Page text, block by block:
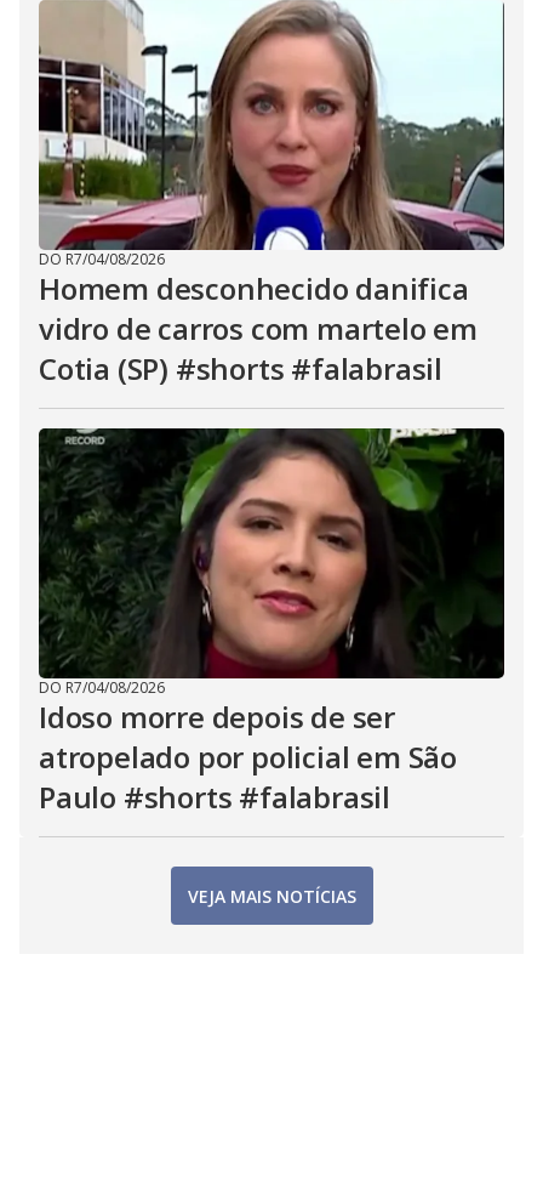
DO R7/04/08/2026
Homem desconhecido danifica
vidro de carros com martelo em
Cotia (SP) #shorts #falabrasil
DO R7/04/08/2026
Idoso morre depois de ser
atropelado por policial em São
Paulo #shorts #falabrasil
VEJA MAIS NOTÍCIAS